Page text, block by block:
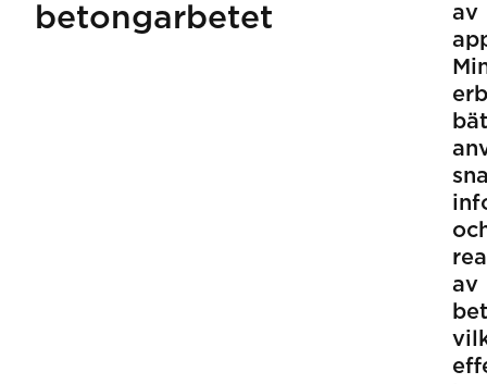
betongarbetet
av
av